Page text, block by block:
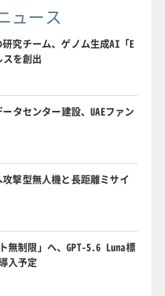
ュース
究チーム、ゲノム生成AI「E
を創出
タセンター建設、UAEファン
撃型無人機と長距離ミサイ
無制限」へ、GPT-5.6 Luna標
入予定